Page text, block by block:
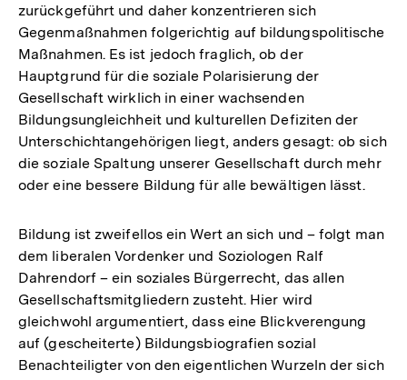
zurückgeführt und daher konzentrieren sich
Gegenmaßnahmen folgerichtig auf bildungspolitische
Maßnahmen. Es ist jedoch fraglich, ob der
Hauptgrund für die soziale Polarisierung der
Gesellschaft wirklich in einer wachsenden
Bildungsungleichheit und kulturellen Defiziten der
Unterschichtangehörigen liegt, anders gesagt: ob sich
die soziale Spaltung unserer Gesellschaft durch mehr
oder eine bessere Bildung für alle bewältigen lässt.
Bildung ist zweifellos ein Wert an sich und – folgt man
dem liberalen Vordenker und Soziologen Ralf
Dahrendorf – ein soziales Bürgerrecht, das allen
Gesellschaftsmitgliedern zusteht. Hier wird
gleichwohl argumentiert, dass eine Blickverengung
auf (gescheiterte) Bildungsbiografien sozial
Benachteiligter von den eigentlichen Wurzeln der sich